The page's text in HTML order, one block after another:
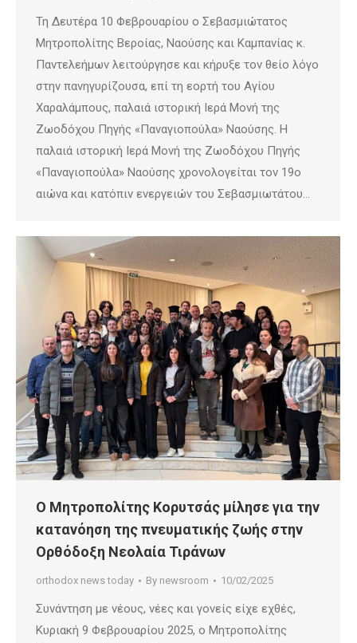
Τη Δευτέρα 10 Φεβρουαρίου ο Σεβασμιώτατος
Μητροπολίτης Βεροίας, Ναούσης και Καμπανίας κ.
Παντελεήμων λειτούργησε και κήρυξε τον θείο λόγο
στην πανηγυρίζουσα, επί τη εορτή του Αγίου
Χαραλάμπους, παλαιά ιστορική Ιερά Μονή της
Ζωοδόχου Πηγής «Παναγιοπούλα» Ναούσης. Η
παλαιά ιστορική Ιερά Μονή της Ζωοδόχου Πηγής
«Παναγιοπούλα» Ναούσης χρονολογείται τον 19ο
αιώνα και κατόπιν ενεργειών του Σεβασμιωτάτου…
Ο Μητροπολίτης Κορυτσάς μίλησε για την
κατανόηση της πνευματικής ζωής στην
Ορθόδοξη Νεολαία Τιράνων
orthodox news today By newsroom 10/02/2025
Συνάντηση με νέους, νέες και γονείς είχε εχθές,
Κυριακή 9 Φεβρουαρίου 2025, ο Μητροπολίτης